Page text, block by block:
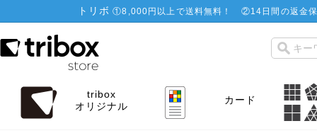
トリボ ①8,000円以上で送料無料！ ②14日間の返金
tribox
オリジナル
カード